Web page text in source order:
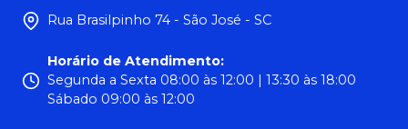
Rua Brasilpinho 74 - São José - SC
Horário de Atendimento:
Segunda a Sexta 08:00 às 12:00 | 13:30 às 18:00
Sábado 09:00 às 12:00